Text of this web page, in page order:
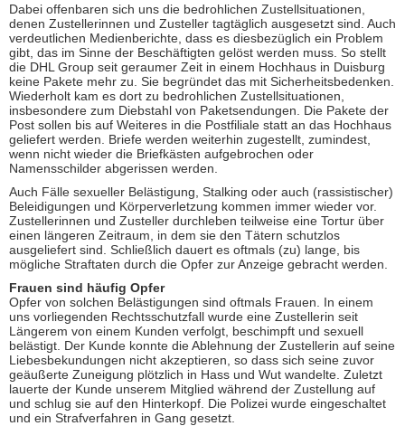
Dabei offenbaren sich uns die bedrohlichen Zustellsituationen,
denen Zustellerinnen und Zusteller tagtäglich ausgesetzt sind. Auch
verdeutlichen Medienberichte, dass es diesbezüglich ein Problem
gibt, das im Sinne der Beschäftigten gelöst werden muss. So stellt
die DHL Group seit geraumer Zeit in einem Hochhaus in Duisburg
keine Pakete mehr zu. Sie begründet das mit Sicherheitsbedenken.
Wiederholt kam es dort zu bedrohlichen Zustellsituationen,
insbesondere zum Diebstahl von Paketsendungen. Die Pakete der
Post sollen bis auf Weiteres in die Postfiliale statt an das Hochhaus
geliefert werden. Briefe werden weiterhin zugestellt, zumindest,
wenn nicht wieder die Briefkästen aufgebrochen oder
Namensschilder abgerissen werden.
Auch Fälle sexueller Belästigung, Stalking oder auch (rassistischer)
Beleidigungen und Körperverletzung kommen immer wieder vor.
Zustellerinnen und Zusteller durchleben teilweise eine Tortur über
einen längeren Zeitraum, in dem sie den Tätern schutzlos
ausgeliefert sind. Schließlich dauert es oftmals (zu) lange, bis
mögliche Straftaten durch die Opfer zur Anzeige gebracht werden.
Frauen sind häufig Opfer
Opfer von solchen Belästigungen sind oftmals Frauen. In einem
uns vorliegenden Rechtsschutzfall wurde eine Zustellerin seit
Längerem von einem Kunden verfolgt, beschimpft und sexuell
belästigt. Der Kunde konnte die Ablehnung der Zustellerin auf seine
Liebesbekundungen nicht akzeptieren, so dass sich seine zuvor
geäußerte Zuneigung plötzlich in Hass und Wut wandelte. Zuletzt
lauerte der Kunde unserem Mitglied während der Zustellung auf
und schlug sie auf den Hinterkopf. Die Polizei wurde eingeschaltet
und ein Strafverfahren in Gang gesetzt.